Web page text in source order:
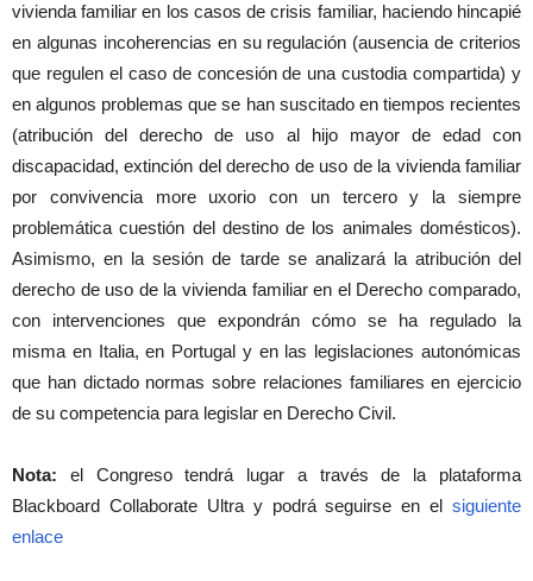
vivienda familiar en los casos de crisis familiar, haciendo hincapié
en algunas incoherencias en su regulación (ausencia de criterios
que regulen el caso de concesión de una custodia compartida) y
en algunos problemas que se han suscitado en tiempos recientes
(atribución del derecho de uso al hijo mayor de edad con
discapacidad, extinción del derecho de uso de la vivienda familiar
por convivencia more uxorio con un tercero y la siempre
problemática cuestión del destino de los animales domésticos).
Asimismo, en la sesión de tarde se analizará la atribución del
derecho de uso de la vivienda familiar en el Derecho comparado,
con intervenciones que expondrán cómo se ha regulado la
misma en Italia, en Portugal y en las legislaciones autonómicas
que han dictado normas sobre relaciones familiares en ejercicio
de su competencia para legislar en Derecho Civil.
Nota: el Congreso tendrá lugar a través de la plataforma
Blackboard Collaborate Ultra y podrá seguirse en el siguiente
enlace